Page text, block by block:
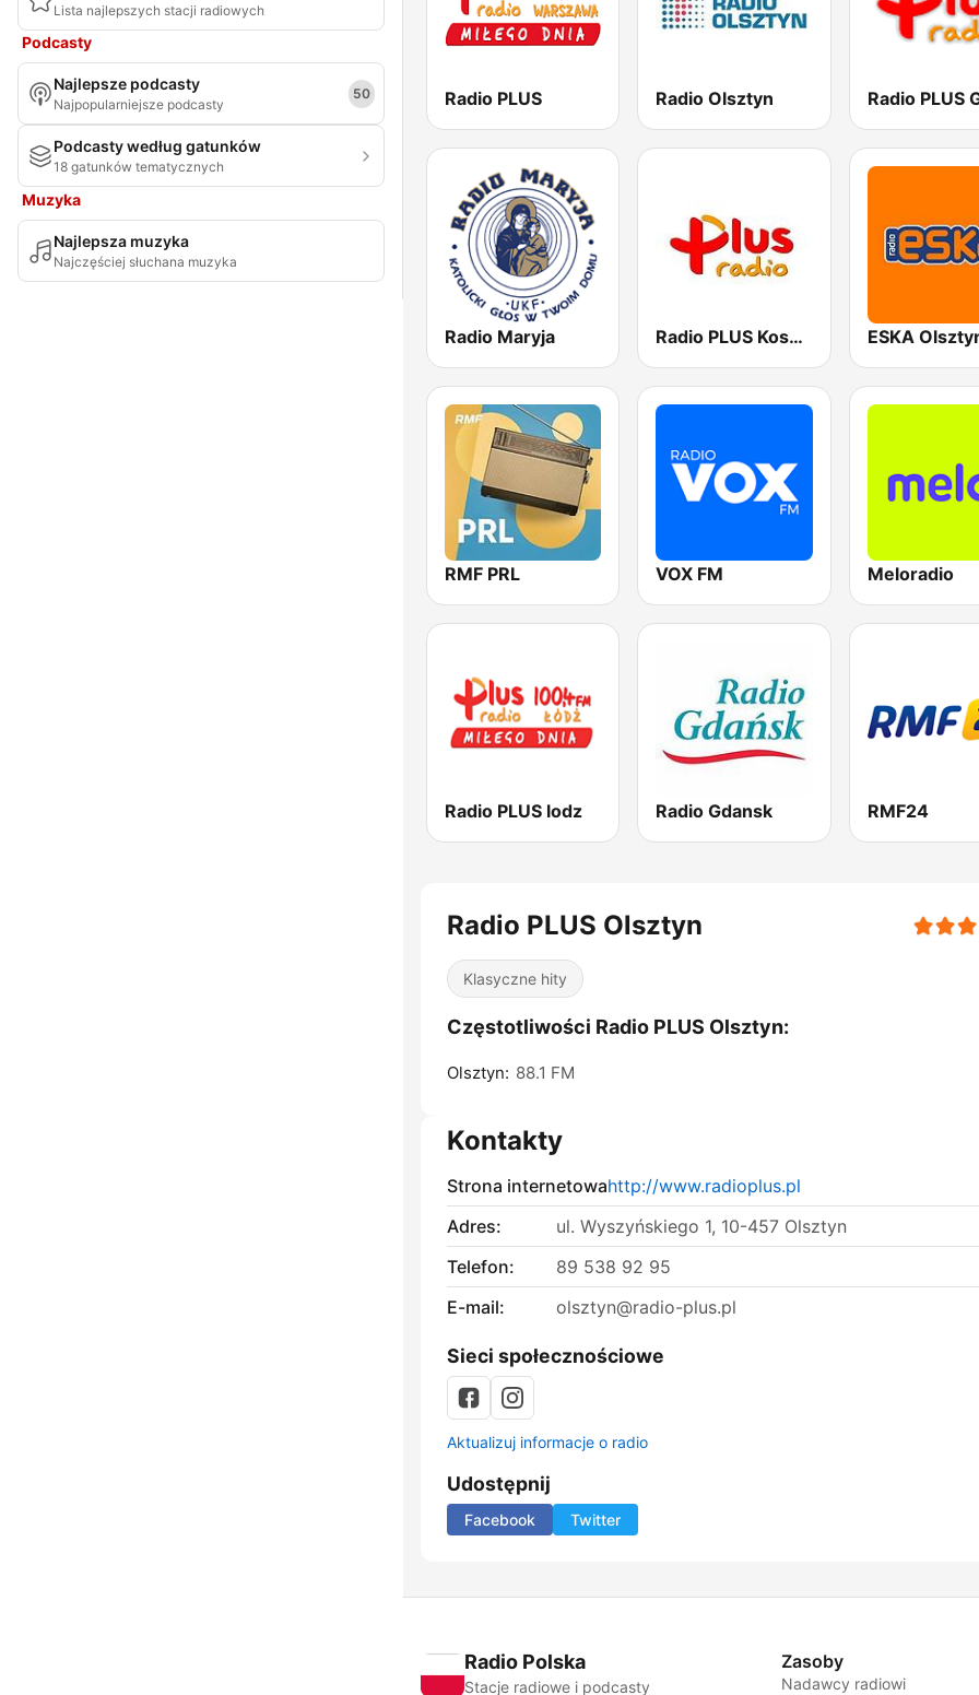
Lista najlepszych stacji radiowych
Podcasty
Najlepsze podcasty
Najpopularniejsze podcasty
50
Podcasty według gatunków
18 gatunków tematycznych
Muzyka
Najlepsza muzyka
Najczęściej słuchana muzyka
Radio PLUS Radio Olsztyn
Radio Maryja Radio PLUS Koszalin ESKA
RMF PRL VOX FM Meloradio
Radio PLUS lodz Radio Gdansk RMF24
Radio PLUS Olsztyn
Klasyczne hity
Częstotliwości Radio PLUS Olsztyn:
Olsztyn: 88.1 FM
Kontakty
Strona internetowahttp://www.radioplus.pl
Adres:
ul. Wyszyńskiego 1, 10-457 Olsztyn
Telefon:
89 538 92 95
E-mail:
olsztyn@radio-plus.pl
Sieci społecznościowe
Aktualizuj informacje o radio
Udostępnij
Facebook Twitter
Radio Polska
Stacje radiowe i podcasty
Zasoby
Nadawcy radiowi